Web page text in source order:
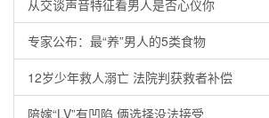
从交谈声音特征看男人是否心仪你
专家公布：最“养”男人的5类食物
12岁少年救人溺亡 法院判获救者补偿
陪嫁“LV”有凹陷 俩选择没法接受